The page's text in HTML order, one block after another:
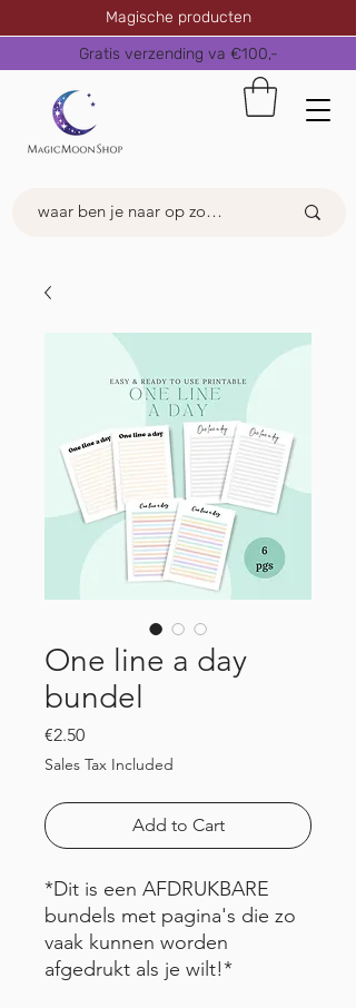
Magische producten
Gratis verzending va €100,-
One line a day
bundel
€2.50Price
Sales Tax Included
Add to Cart
*Dit is een AFDRUKBARE
bundels met pagina's die zo
vaak kunnen worden
afgedrukt als je wilt!*